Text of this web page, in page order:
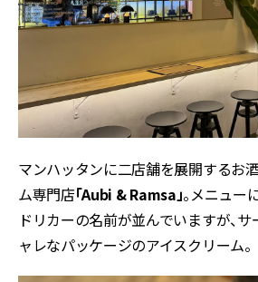
マンハッタンに二店舗を展開するお
ム専門店「Aubi & Ramsa」。メニュー
ドリカーの名前が並んでいますが、
ャレなパッケージのアイスクリーム。